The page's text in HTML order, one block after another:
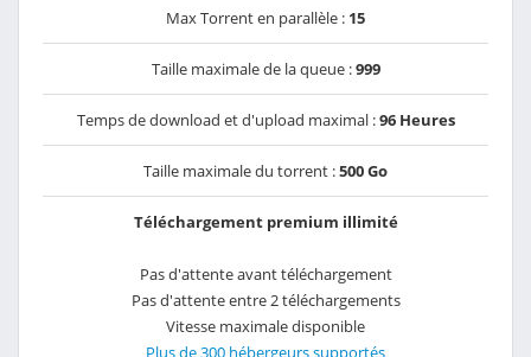
Max Torrent en parallèle : 15
Taille maximale de la queue :999
Temps de download et d'upload maximal :96 Heures
Taille maximale du torrent :500 Go
Téléchargement premium illimité
Pas d'attente avant téléchargement
Pas d'attente entre 2 téléchargements
Vitesse maximale disponible
Plus de 300 hébergeurs supportés